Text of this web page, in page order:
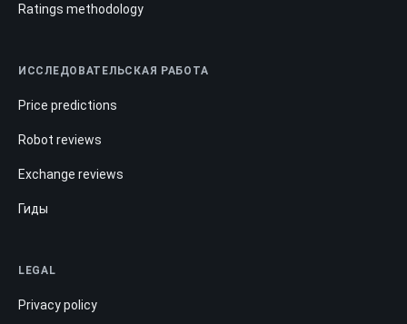
Ratings methodology
ИССЛЕДОВАТЕЛЬСКАЯ РАБОТА
Price predictions
Robot reviews
Exchange reviews
Гиды
LEGAL
Privacy policy